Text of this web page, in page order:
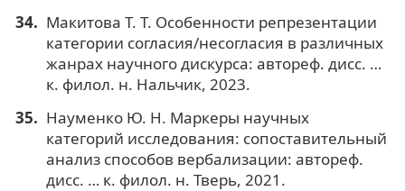
Макитова Т. Т. Особенности репрезентации
категории согласия/несогласия в различных
жанрах научного дискурса: автореф. дисс. …
к. филол. н. Нальчик, 2023.
Науменко Ю. Н. Маркеры научных
категорий исследования: сопоставительный
анализ способов вербализации: автореф.
дисс. … к. филол. н. Тверь, 2021.